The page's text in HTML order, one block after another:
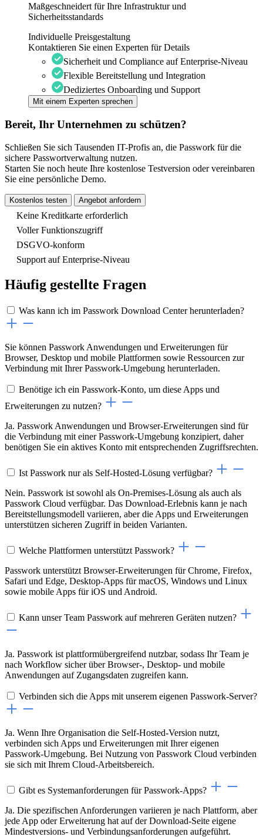
Maßgeschneidert für Ihre Infrastruktur und
Sicherheitsstandards
Individuelle Preisgestaltung
Kontaktieren Sie einen Experten für Details
Sicherheit und Compliance auf Enterprise-Niveau
Flexible Bereitstellung und Integration
Dediziertes Onboarding und Support
Mit einem Experten sprechen
Bereit, Ihr Unternehmen zu schützen?
Schließen Sie sich Tausenden IT-Profis an, die Passwork für die
sichere Passwortverwaltung nutzen.
Starten Sie noch heute Ihre kostenlose Testversion oder vereinbaren
Sie eine persönliche Demo.
Kostenlos testen Angebot anfordern
Keine Kreditkarte erforderlich
Voller Funktionszugriff
DSGVO-konform
Support auf Enterprise-Niveau
Häufig gestellte Fragen
Was kann ich im Passwork Download Center herunterladen?
Sie können Passwork Anwendungen und Erweiterungen für
Browser, Desktop und mobile Plattformen sowie Ressourcen zur
Verbindung mit Ihrer Passwork-Umgebung herunterladen.
Benötige ich ein Passwork-Konto, um diese Apps und
Erweiterungen zu nutzen?
Ja. Passwork Anwendungen und Browser-Erweiterungen sind für
die Verbindung mit einer Passwork-Umgebung konzipiert, daher
benötigen Sie ein aktives Konto mit entsprechenden Zugriffsrechten.
Ist Passwork nur als Self-Hosted-Lösung verfügbar?
Nein. Passwork ist sowohl als On-Premises-Lösung als auch als
Passwork Cloud verfügbar. Das Download-Erlebnis kann je nach
Bereitstellungsmodell variieren, aber die Apps und Erweiterungen
unterstützen sicheren Zugriff in beiden Varianten.
Welche Plattformen unterstützt Passwork?
Passwork unterstützt Browser-Erweiterungen für Chrome, Firefox,
Safari und Edge, Desktop-Apps für macOS, Windows und Linux
sowie mobile Apps für iOS und Android.
Kann unser Team Passwork auf mehreren Geräten nutzen?
Ja. Passwork ist plattformübergreifend nutzbar, sodass Ihr Team je
nach Workflow sicher über Browser-, Desktop- und mobile
Anwendungen auf Zugangsdaten zugreifen kann.
Verbinden sich die Apps mit unserem eigenen Passwork-Server?
Ja. Wenn Ihre Organisation die Self-Hosted-Version nutzt,
verbinden sich Apps und Erweiterungen mit Ihrer eigenen
Passwork-Umgebung. Bei Nutzung von Passwork Cloud verbinden
sie sich mit Ihrem Cloud-Arbeitsbereich.
Gibt es Systemanforderungen für Passwork-Apps?
Ja. Die spezifischen Anforderungen variieren je nach Plattform, aber
jede App oder Erweiterung hat auf der Download-Seite eigene
Mindestversions- und Verbindungsanforderungen aufgeführt.